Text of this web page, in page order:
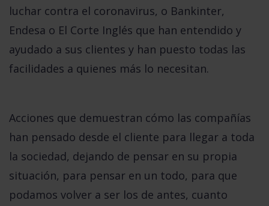
luchar contra el coronavirus, o Bankinter,
Endesa o El Corte Inglés que han entendido y
ayudado a sus clientes y han puesto todas las
facilidades a quienes más lo necesitan.
Acciones que demuestran cómo las compañías
han pensado desde el cliente para llegar a toda
la sociedad, dejando de pensar en su propia
situación, para pensar en un todo, para que
podamos volver a ser los de antes, cuanto